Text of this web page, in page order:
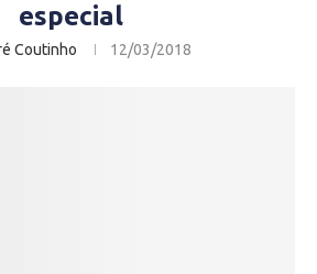
especial
Coutinho 12/03/2018